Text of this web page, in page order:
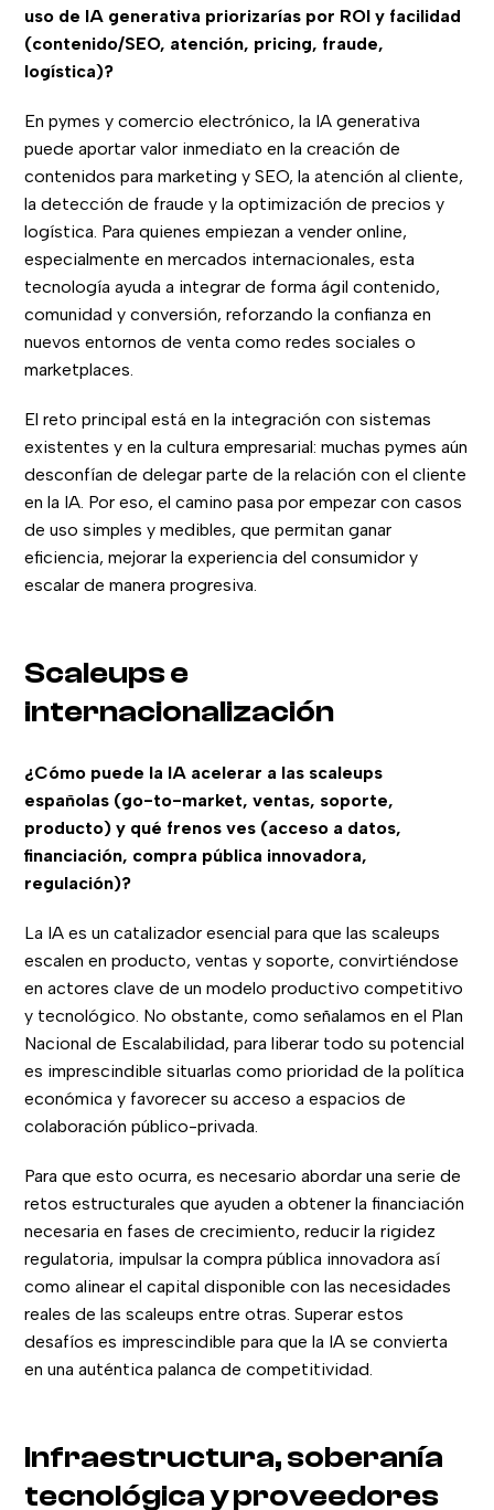
uso de IA generativa priorizarías por ROI y facilidad
(contenido/SEO, atención, pricing, fraude,
logística)?
En pymes y comercio electrónico, la IA generativa
puede aportar valor inmediato en la creación de
contenidos para marketing y SEO, la atención al cliente,
la detección de fraude y la optimización de precios y
logística. Para quienes empiezan a vender online,
especialmente en mercados internacionales, esta
tecnología ayuda a integrar de forma ágil contenido,
comunidad y conversión, reforzando la confianza en
nuevos entornos de venta como redes sociales o
marketplaces.
El reto principal está en la integración con sistemas
existentes y en la cultura empresarial: muchas pymes aún
desconfían de delegar parte de la relación con el cliente
en la IA. Por eso, el camino pasa por empezar con casos
de uso simples y medibles, que permitan ganar
eficiencia, mejorar la experiencia del consumidor y
escalar de manera progresiva.
Scaleups e
internacionalización
¿Cómo puede la IA acelerar a las scaleups
españolas (go-to-market, ventas, soporte,
producto) y qué frenos ves (acceso a datos,
financiación, compra pública innovadora,
regulación)?
La IA es un catalizador esencial para que las scaleups
escalen en producto, ventas y soporte, convirtiéndose
en actores clave de un modelo productivo competitivo
y tecnológico. No obstante, como señalamos en el Plan
Nacional de Escalabilidad, para liberar todo su potencial
es imprescindible situarlas como prioridad de la política
económica y favorecer su acceso a espacios de
colaboración público-privada.
Para que esto ocurra, es necesario abordar una serie de
retos estructurales que ayuden a obtener la financiación
necesaria en fases de crecimiento, reducir la rigidez
regulatoria, impulsar la compra pública innovadora así
como alinear el capital disponible con las necesidades
reales de las scaleups entre otras. Superar estos
desafíos es imprescindible para que la IA se convierta
en una auténtica palanca de competitividad.
Infraestructura, soberanía
tecnológica y proveedores